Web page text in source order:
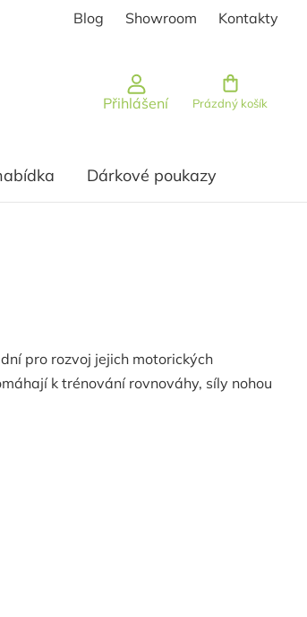
Blog Showroom Kontakty
Přihlášení Nákupní košík
Prázdný košík
Dárkové poukazy
pro rozvoj jejich motorických
k trénování rovnováhy, síly nohou